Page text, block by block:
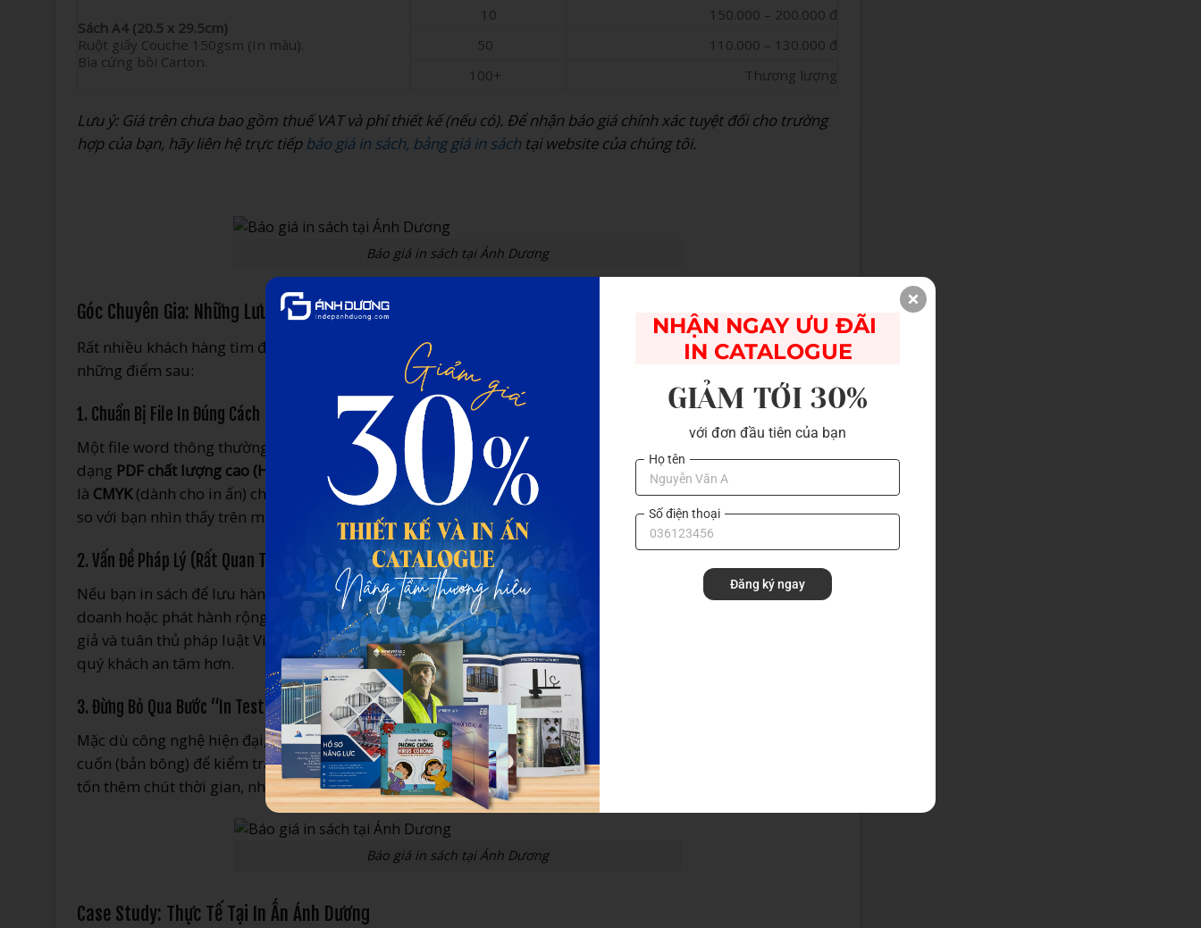
Sách A4 (20.5 x 29.5cm)
Ruột giấy Couche 150gsm (In màu).
Bìa cứng bồi Carton.
10
150.000 – 200.000 đ
50
110.000 – 130.000 đ
100+
Thương lượng
Lưu ý: Giá trên chưa bao gồm thuế VAT và phí thiết kế (nếu có). Để nhận báo giá chính xác tuyệt đối cho trường
hợp của bạn, hãy liên hệ trực tiếp báo giá in sách, bảng giá in sáchtại website của chúng tôi.
Báo giá in sách tại Ánh Dương
Góc Chuyên Gia: Những Lưu Ý “Sống Còn” Khi In Sách
Rất nhiều khách hàng tìm đến chúng tôi sau khi đã… in hỏng ở nơi khác. Để tránh mất tiền oan, bạn hãy lưu ý
những điểm sau:
1. Chuẩn Bị File In Đúng Cách
Một file word thông thường rất dễ bị lỗi font hoặc nhảy trang khi chuyển qua máy in. Hãy luôn xuất file dưới
dạng PDF chất lượng cao (High Quality Print) . Đối với hình ảnh, đặc biệt khi in sách ảnh, hãy đảm bảo hệ màu
là CMYK(dành cho in ấn) chứ không phải RGB (dành cho màn hình). Nếu để RGB, màu in ra sẽ bị xỉn và tối hơn
so với bạn nhìn thấy trên máy tính.
2. Vấn Đề Pháp Lý (Rất Quan Trọng)
Nếu bạn in sách để lưu hành nội bộ hoặc tặng bạn bè, thủ tục khá đơn giản. Tuy nhiên, nếu bạn có ý định kinh
doanh hoặc phát hành rộng rãi, bạn bắt buộc phải có giấy phép xuất bản. Việc này giúp bảo vệ bản quyền tác
giả và tuân thủ pháp luật Việt Nam. In Ấn Ánh Dương có hỗ trợ tư vấn về quy trình xin
quý khách an tâm hơn.
3. Đừng Bỏ Qua Bước “In Test” (Mockup)
Mặc dù công nghệ hiện đại, nhưng sai sót vẫn có thể xảy ra. Chúng tôi luôn khuyến khích khách hàng in thử 1
cuốn (bản bông) để kiểm tra màu sắc, lỗi chính tả và độ dày gáy trước khi cho chạy hàng loạt. Điều này có thể
tốn thêm chút thời gian, nhưng nó an toàn hơn nhiều so với việc nhận về 1000 cuốn sách bị lỗi.
Báo giá in sách tại Ánh Dương
Case Study: Thực Tế Tại In Ấn Ánh Dương
NHẬN NGAY ƯU ĐÃI
IN CATALOGUE
GIẢM TỚI 30%
với đơn đầu tiên của bạn
Họ tên
Số điện thoại
Đăng ký ngay